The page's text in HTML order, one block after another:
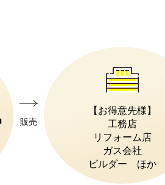
販売
【お得意先様】
工務店
リフォーム店
ガス会社
ビルダー ほか